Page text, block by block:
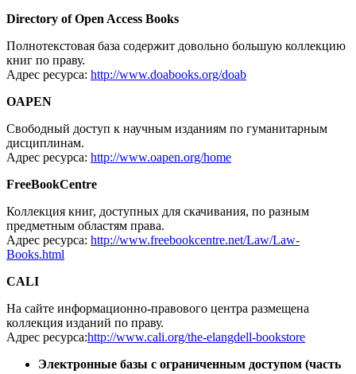
Directory of Open Access Books
Полнотекстовая база содержит довольно большую коллекцию
книг по праву.
Адрес ресурса: http://www.doabooks.org/doab
OAPEN
Свободный доступ к научным изданиям по гуманитарным
дисциплинам.
Адрес ресурса: http://www.oapen.org/home
FreeBookCentre
Коллекция книг, доступных для скачивания, по разным
предметным областям права.
Адрес ресурса: http://www.freebookcentre.net/Law/Law-
Books.html
CALI
На сайте информационно-правового центра размещена
коллекция изданий по праву.
Адрес ресурса:http://www.cali.org/the-elangdell-bookstore
Электронные базы с ограниченным доступом (часть